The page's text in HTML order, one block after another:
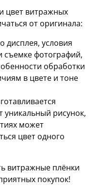
цвет витражных
от оригинала:
дисплея, условия
съемке фотографий,
обработки
в цвете и тоне
уникальный рисунок,
может
цвет одного
витражные плёнки
покупок!